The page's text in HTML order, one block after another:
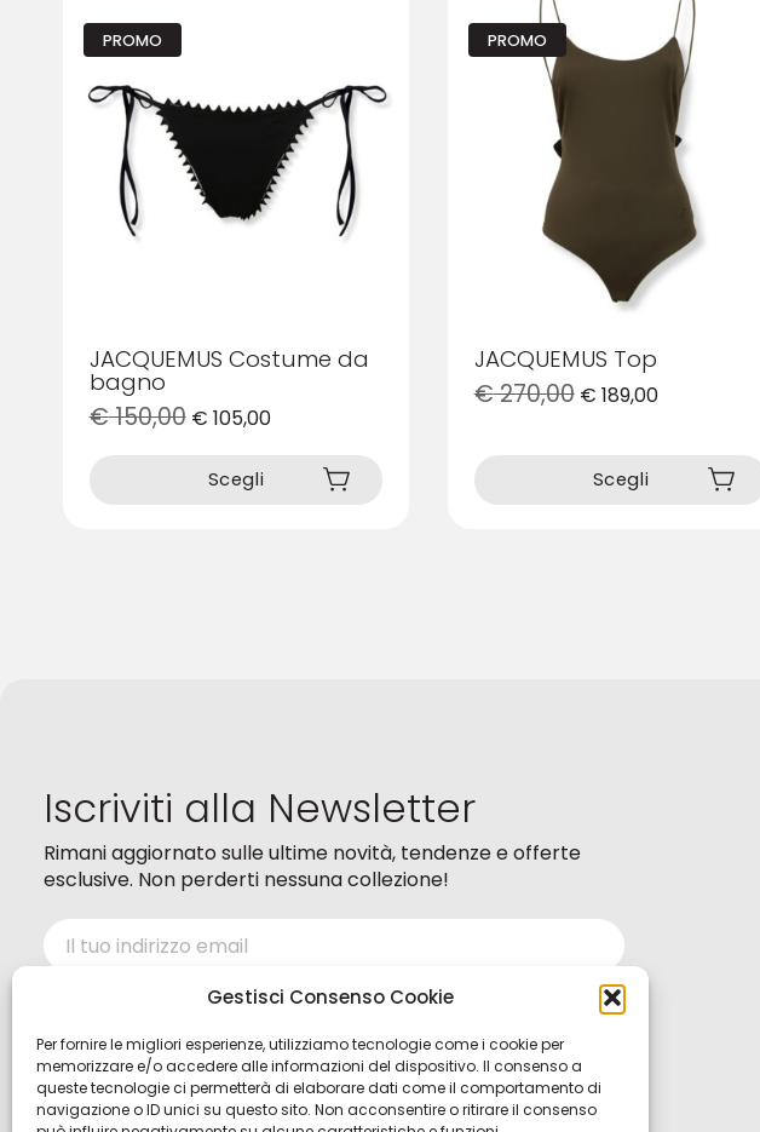
Gestisci Consenso Cookie
Per fornire le migliori esperienze, utilizziamo tecnologie come i cookie per
memorizzare e/o accedere alle informazioni del dispositivo. Il consenso a
queste tecnologie ci permetterà di elaborare dati come il comportamento di
navigazione o ID unici su questo sito. Non acconsentire o ritirare il consenso
PROMO
JACQUEMUS Costume da
bagno
€150,00 € 105,00
Scegli
PROMO
JACQUEMUS Top
€270,00 € 189,00
Scegli
Iscriviti alla Newsletter
Rimani aggiornato sulle ultime novità, tendenze e offerte
esclusive. Non perderti nessuna collezione!
Ho letto ed accetto i termini della Privacy policy